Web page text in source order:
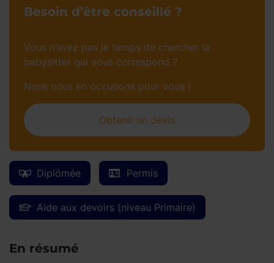
Diplômée Permis
Aide aux devoirs (niveau Primaire)
En résumé
Besoin d’être conseillé ?
Vous n’avez pas le temps de chercher la
babysitter qui vous correspond ?
Nous nous en occupons pour vous !
Obtenir un devis